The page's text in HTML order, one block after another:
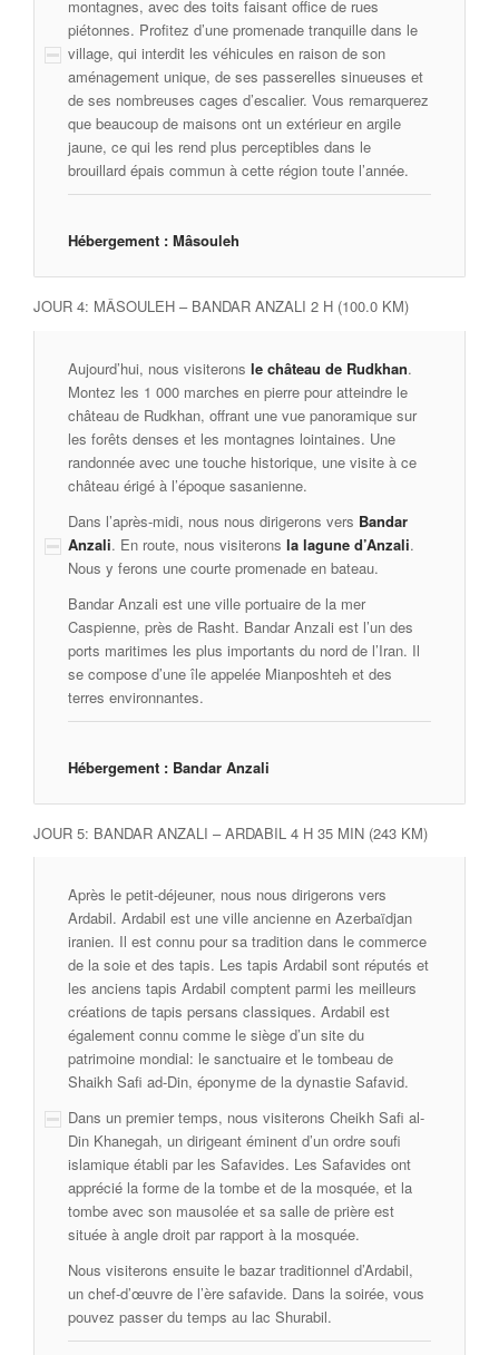
montagnes, avec des toits faisant office de rues
piétonnes. Profitez d’une promenade tranquille dans le
village, qui interdit les véhicules en raison de son
aménagement unique, de ses passerelles sinueuses et
de ses nombreuses cages d’escalier. Vous remarquerez
que beaucoup de maisons ont un extérieur en argile
jaune, ce qui les rend plus perceptibles dans le
brouillard épais commun à cette région toute l’année.
Hébergement : Mâsouleh
JOUR 4: MÂSOULEH – BANDAR ANZALI 2 H (100.0 KM)
Aujourd’hui, nous visiterons le château de Rudkhan.
Montez les 1 000 marches en pierre pour atteindre le
château de Rudkhan, offrant une vue panoramique sur
les forêts denses et les montagnes lointaines. Une
randonnée avec une touche historique, une visite à ce
château érigé à l’époque sasanienne.
Dans l’après-midi, nous nous dirigerons vers Bandar
Anzali. En route, nous visiterons la lagune d’Anzali.
Nous y ferons une courte promenade en bateau.
Bandar Anzali est une ville portuaire de la mer
Caspienne, près de Rasht. Bandar Anzali est l’un des
ports maritimes les plus importants du nord de l’Iran. Il
se compose d’une île appelée Mianposhteh et des
terres environnantes.
Hébergement : Bandar Anzali
JOUR 5: BANDAR ANZALI – ARDABIL 4 H 35 MIN (243 KM)
Après le petit-déjeuner, nous nous dirigerons vers
Ardabil. Ardabil est une ville ancienne en Azerbaïdjan
iranien. Il est connu pour sa tradition dans le commerce
de la soie et des tapis. Les tapis Ardabil sont réputés et
les anciens tapis Ardabil comptent parmi les meilleurs
créations de tapis persans classiques. Ardabil est
également connu comme le siège d’un site du
patrimoine mondial: le sanctuaire et le tombeau de
Shaikh Safi ad-Din, éponyme de la dynastie Safavid.
Dans un premier temps, nous visiterons Cheikh Safi al-
Din Khanegah, un dirigeant éminent d’un ordre soufi
islamique établi par les Safavides. Les Safavides ont
apprécié la forme de la tombe et de la mosquée, et la
tombe avec son mausolée et sa salle de prière est
située à angle droit par rapport à la mosquée.
Nous visiterons ensuite le bazar traditionnel d’Ardabil,
un chef-d’œuvre de l’ère safavide. Dans la soirée, vous
pouvez passer du temps au lac Shurabil.